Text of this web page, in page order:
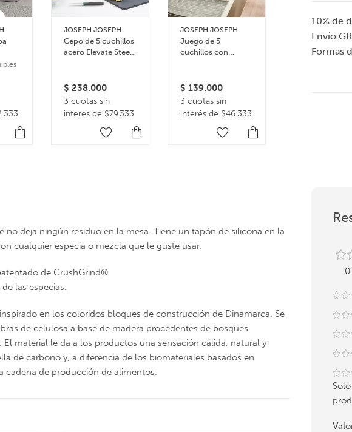
90
JOSEPH JOSEPH
Cepo de 5 cuchillos
acero Elevate Steel
$ 238.000
3 cuotas sin
interés de $79.333
JOSEPH JOSEPH
Juego de 5
cuchillos con
para cajón Elevate
$ 139.000
3 cuotas sin
interés de $46.333
Organizador
nórdico para
Caddy
10% de
Envío
Formas
deja ningún residuo en la mesa. Tiene un tapón de silicona en la
cualquier especia o mezcla que le guste usar.
de CrushGrind®
las especias.
en los coloridos bloques de construcción de Dinamarca. Se
de celulosa a base de madera procedentes de bosques
material le da a los productos una sensación cálida, natural y
de carbono y, a diferencia de los biomateriales basados en
cadena de producción de alimentos.
0